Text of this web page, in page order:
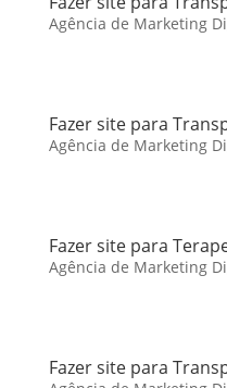
Agência de Marketing
Fazer site para
Agência de Marketing
Fazer site para
Agência de Marketing
Fazer site para